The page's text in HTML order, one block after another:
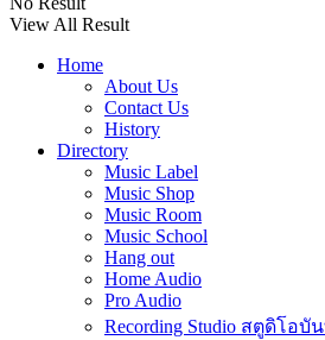
View All Result
Home
About Us
Contact Us
History
Directory
Music Label
Music Shop
Music Room
Music School
Hang out
Home Audio
Pro Audio
Recording Studio สตูดิโอบั